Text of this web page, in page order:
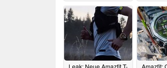
steckt drin04.12.2025